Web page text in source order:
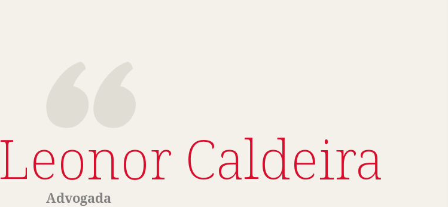
Leonor Caldeira
Advogada